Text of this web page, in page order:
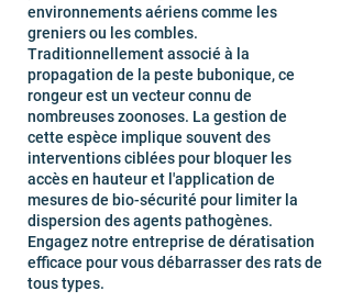
environnements aériens comme les
greniers ou les combles.
Traditionnellement associé à la
propagation de la peste bubonique, ce
rongeur est un vecteur connu de
nombreuses zoonoses. La gestion de
cette espèce implique souvent des
interventions ciblées pour bloquer les
accès en hauteur et l'application de
mesures de bio-sécurité pour limiter la
dispersion des agents pathogènes.
Engagez notre entreprise de dératisation
efficace pour vous débarrasser des rats de
tous types.